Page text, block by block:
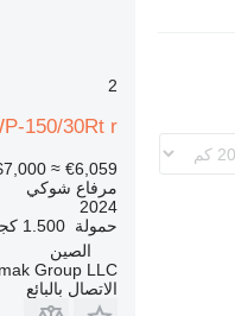
2
150/30Rt r
≈ €6,059
مرفاع شوكي
2024
حمولة 1.500 كجم
الصين
Group LLC
الاتصال بالبائع